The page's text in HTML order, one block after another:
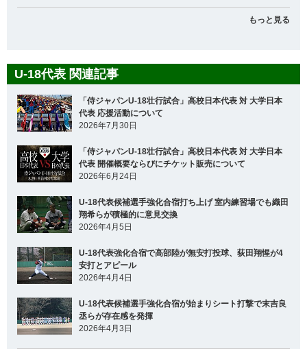
もっと見る
U-18代表 関連記事
「侍ジャパンU-18壮行試合」高校日本代表 対 大学日本
代表 応援活動について
2026年7月30日
「侍ジャパンU-18壮行試合」高校日本代表 対 大学日本
代表 開催概要ならびにチケット販売について
2026年6月24日
U-18代表候補選手強化合宿打ち上げ 室内練習場でも織田
翔希らが積極的に意見交換
2026年4月5日
U-18代表強化合宿で高部陸が無安打投球、荻田翔惺が4
安打とアピール
2026年4月4日
U-18代表候補選手強化合宿が始まりシート打撃で末吉良
丞らが存在感を発揮
2026年4月3日